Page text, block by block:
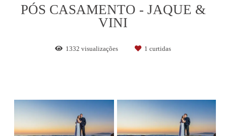
PÓS CASAMENTO - JAQUE &
VINI
1332 visualizações 1 curtidas